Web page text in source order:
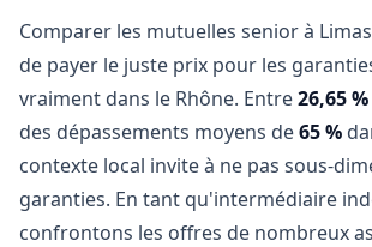
Comparer les mutuelles senior à
de payer le juste prix pour les
vraiment dans le Rhône. Entre26,65 %
des dépassements moyens de65 %
contexte local invite à ne pas sous-
garanties. En tant qu'intermédiaire
confrontons les offres de nombreux